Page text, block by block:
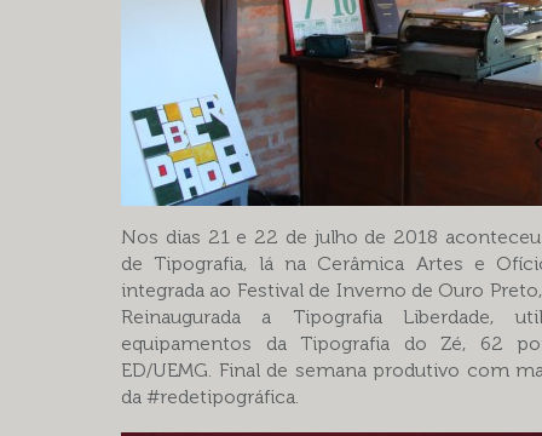
Nos dias 21 e 22 de julho de 2018
de Tipografia, lá na Cerâmica Artes e
integrada ao Festival de Inverno de Ouro
Reinaugurada a Tipografia Liberdade,
equipamentos da Tipografia do Zé, 62
ED/UEMG. Final de semana produtivo com
da #redetipográfica.